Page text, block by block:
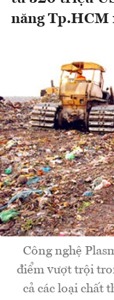
năng Tp.HCM
Công nghệ
điểm vượt trội
cả các loại chất